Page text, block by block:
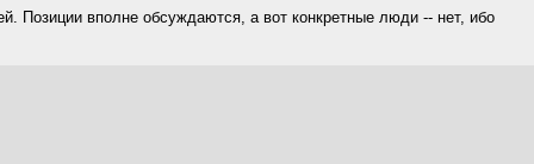
Позиции вполне обсуждаются, а вот конкретные люди -- нет, ибо